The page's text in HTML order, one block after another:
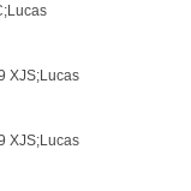
XJS;Lucas
XJS;Lucas